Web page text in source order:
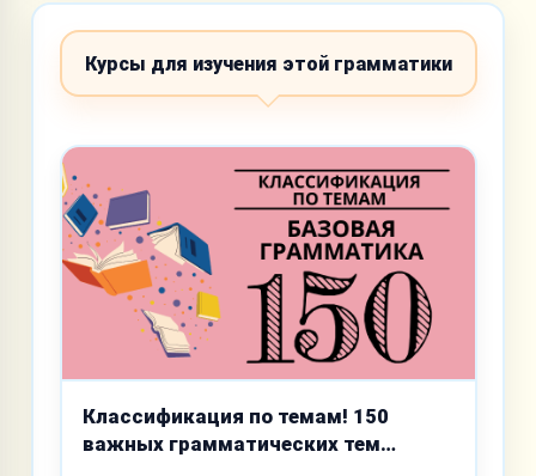
Курсы для изучения этой грамматики
Классификация по темам! 150
важных грамматических тем